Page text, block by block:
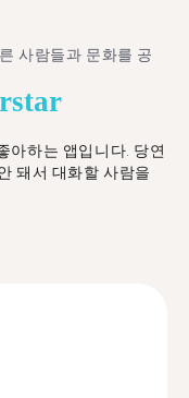
사람들과 문화를 공
star
아하는 앱입니다. 당연
돼서 대화할 사람을